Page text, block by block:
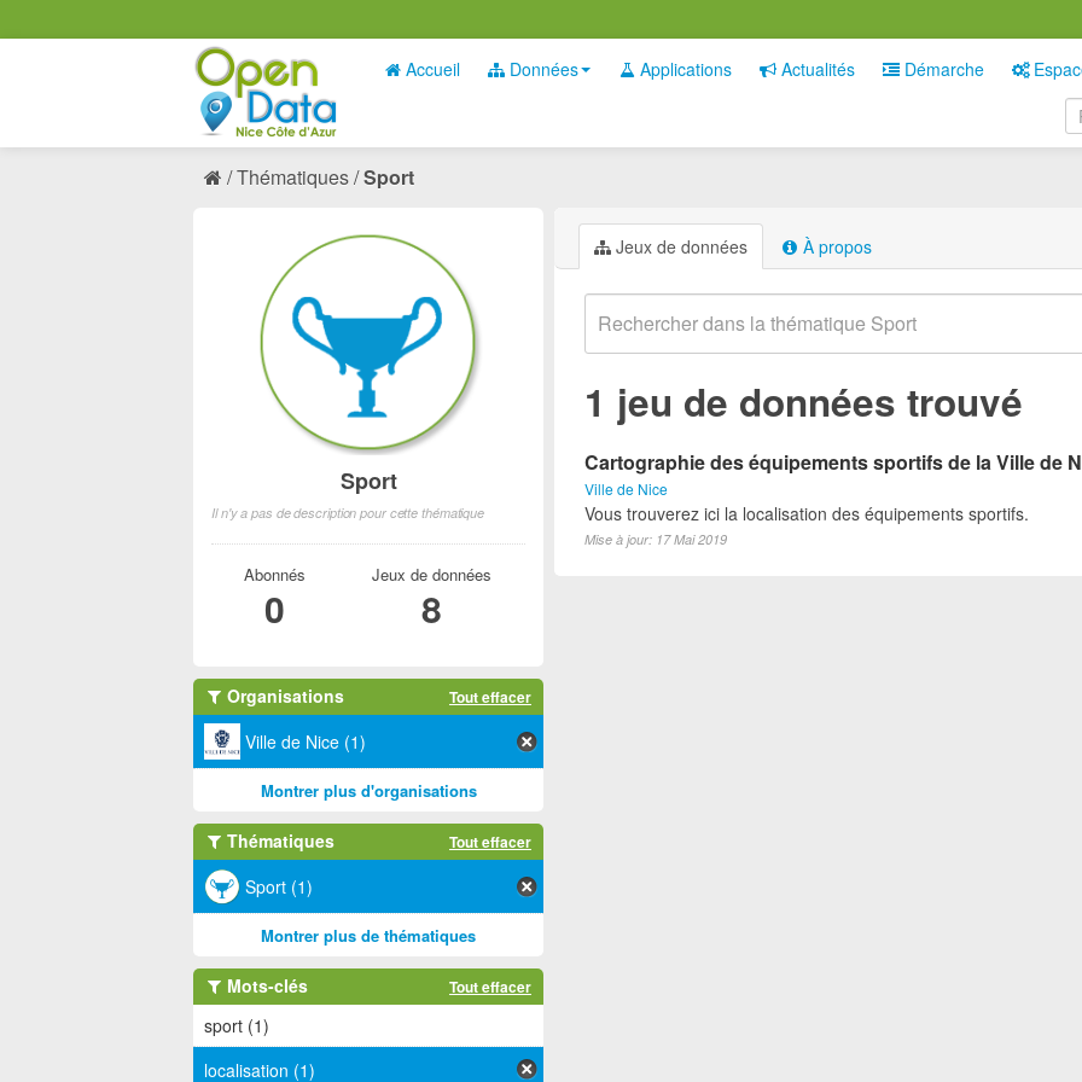
Accueil Données Applications Actualités Démarche
Thématiques Sport
Jeux de données À propos
1 jeu de données trouvé
Cartographie des équipements sportifs de la Ville de
Ville de Nice
Vous trouverez ici la localisation des équipements sportifs.
Mise à jour: 17 Mai 2019
Sport
Il n'y a pas de description pour cette thématique
Abonnés
0
Jeux de données
8
Organisations Tout effacer
Ville de Nice (1)
Montrer plus d'organisations
Thématiques Tout effacer
Sport (1)
Montrer plus de thématiques
Mots-clés Tout effacer
sport (1)
localisation (1)